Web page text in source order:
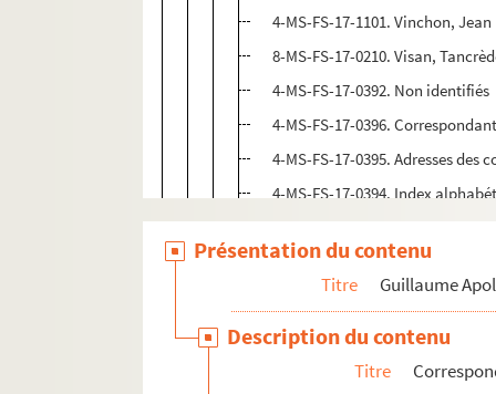
4-MS-FS-17-1101. Vinchon, Jean
8-MS-FS-17-0210. Visan,
4-MS-FS-17-0392. Non identifiés
4-MS-FS-17-0396.
4-MS-FS-17-0395. Adresses
4-MS-FS-17-0394. Index
4-MS-FS-17-0404. Pierre
Présentation du contenu
Titre Guillaume
Description du contenu
Titre